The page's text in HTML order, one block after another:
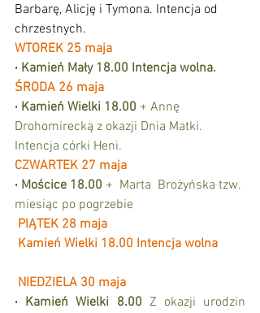
Barbarę, Alicję i Tymona. Intencja od
chrzestnych.
WTOREK 25 maja
· Kamień Mały 18.00 Intencja wolna.
ŚRODA 26 maja
· Kamień Wielki 18.00 + Annę
Drohomirecką z okazji Dnia Matki.
Intencja córki Heni.
CZWARTEK 27 maja
· Mościce 18.00 +  Marta  Brożyńska tzw.
miesiąc po pogrzebie
PIĄTEK 28 maja
Kamień Wielki 18.00 Intencja wolna
NIEDZIELA 30 maja
· Kamień Wielki 8.00 Z okazji urodzin